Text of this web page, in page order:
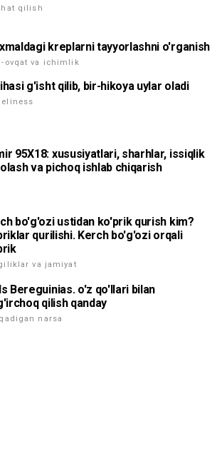
qilish
kreplarni tayyorlashni o'rganish
ovqat va ichimlik
g'isht qilib, bir-hikoya uylar oladi
95X18: xususiyatlari, sharhlar, issiqlik
va pichoq ishlab chiqarish
bo'g'ozi ustidan ko'prik qurish kim?
qurilishi. Kerch bo'g'ozi orqali
va jamiyat
Bereguinias. o'z qo'llari bilan
qilish qanday
narsa